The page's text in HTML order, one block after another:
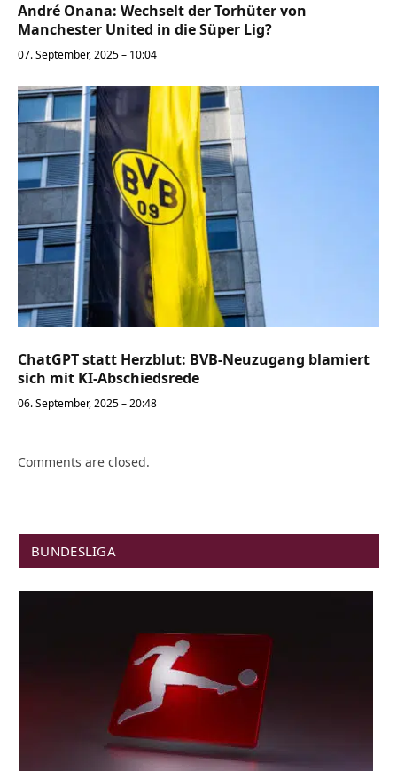
André Onana: Wechselt der Torhüter von
Manchester United in die Süper Lig?
07. September, 2025 – 10:04
ChatGPT statt Herzblut: BVB-Neuzugang blamiert
sich mit KI-Abschiedsrede
06. September, 2025 – 20:48
Comments are closed.
BUNDESLIGA